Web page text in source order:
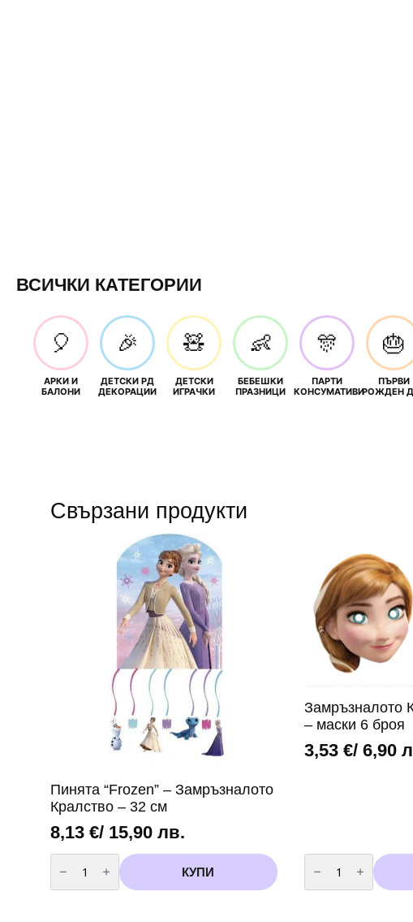
ВСИЧКИ КАТЕГОРИИ
🎈
АРКИ И
БАЛОНИ
🎉
ДЕТСКИ РД
ДЕКОРАЦИИ
🧸
ДЕТСКИ
ИГРАЧКИ
👶
БЕБЕШКИ
ПРАЗНИЦИ
🎊
ПАРТИ
КОНСУМАТИВИ
🎂
ПЪРВИ
РОЖДЕН
Свързани продукти
Пинята “Frozen” – Замръзналото
Кралство – 32 см
8,13 €/ 15,90 лв.
количество
за
Пинята
“Frozen”
КУПИ
Замръзналото
– маски 6 броя
3,53€/ 6,90
количество
за
Замръзналото
Кралство